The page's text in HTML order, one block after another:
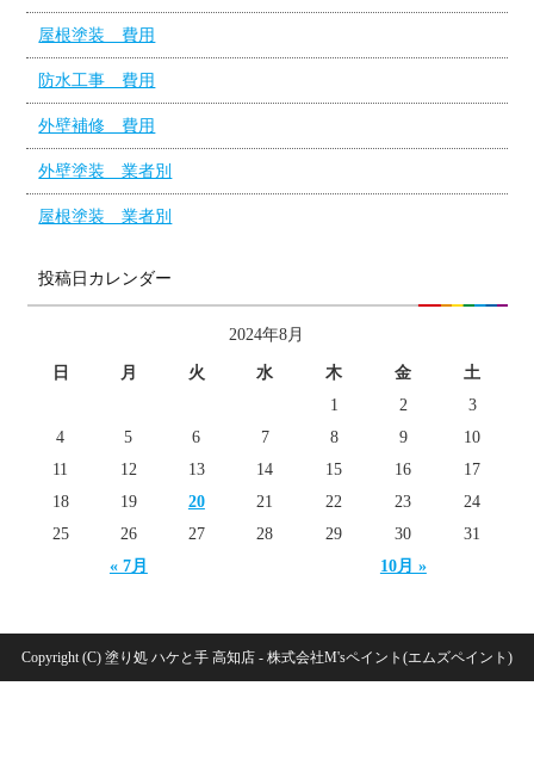
屋根塗装 費用
防水工事 費用
外壁補修 費用
外壁塗装 業者別
屋根塗装 業者別
投稿日カレンダー
2024年8月
日 月 火 水 木 金 土
« 7月 10月 »
1 2
3
4
5 6 7 8 9
10
11
12 13 14 15 16
17
18
19 20 21 22 23
24
25
26 27 28 29 30 31
Copyright (C) 塗り処 ハケと手 高知店 - 株式会社M'sペイント(エムズペイント)